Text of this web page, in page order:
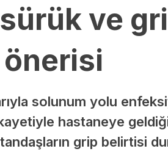
ve
önerisi
solunum yolu
hastaneye
grip belirtisi